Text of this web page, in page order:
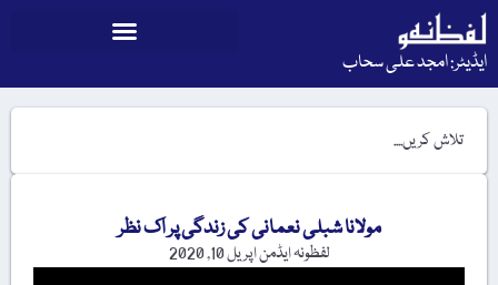
ایڈیٹر: امجد علی سحاب
مولانا شبلی نعمانی کی زندگی پر اک نظر
لفظونہ ایڈمناپریل 10, 2020